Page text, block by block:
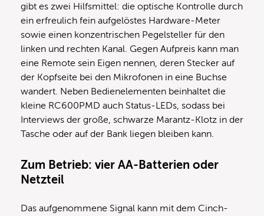
gibt es zwei Hilfsmittel: die optische Kontrolle durch
ein erfreulich fein aufgelöstes Hardware-Meter
sowie einen konzentrischen Pegelsteller für den
linken und rechten Kanal. Gegen Aufpreis kann man
eine Remote sein Eigen nennen, deren Stecker auf
der Kopfseite bei den Mikrofonen in eine Buchse
wandert. Neben Bedienelementen beinhaltet die
kleine RC600PMD auch Status-LEDs, sodass bei
Interviews der große, schwarze Marantz-Klotz in der
Tasche oder auf der Bank liegen bleiben kann.
Zum Betrieb: vier AA-Batterien oder
Netzteil
Das aufgenommene Signal kann mit dem Cinch-